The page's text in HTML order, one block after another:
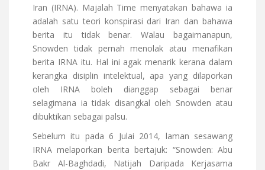
Iran (IRNA). Majalah Time menyatakan bahawa ia
adalah satu teori konspirasi dari Iran dan bahawa
berita itu tidak benar. Walau bagaimanapun,
Snowden tidak pernah menolak atau menafikan
berita IRNA itu. Hal ini agak menarik kerana dalam
kerangka disiplin intelektual, apa yang dilaporkan
oleh IRNA boleh dianggap sebagai benar
selagimana ia tidak disangkal oleh Snowden atau
dibuktikan sebagai palsu.
Sebelum itu pada 6 Julai 2014, laman sesawang
IRNA melaporkan berita bertajuk: “Snowden: Abu
Bakr Al-Baghdadi, Natijah Daripada Kerjasama